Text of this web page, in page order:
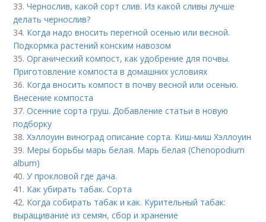
33.Чернослив, какой сорт слив. Из какой сливы лучше
делать чернослив?
34. Когда надо вносить перегной осенью или весной.
Подкормка растений конским навозом
35.Органический компост, как удобрение для почвы.
Приготовление компоста в домашних условиях
36. Когда вносить компост в почву весной или осенью.
Внесение компоста
37.Осенние сорта груш. Добавление статьи в новую
подборку
38.Хэллоуин виноград описание сорта. Киш-миш Хэллоуин
39. Меры борьбы марь белая. Марь белая (Chenopodium
album)
40.У прокловой где дача.
41. Как убирать табак. Сорта
42. Когда собирать табак и как. Курительный табак:
выращивание из семян, сбор и хранение